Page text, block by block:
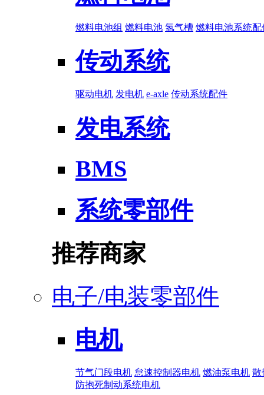
燃料电池组 燃料电池 氢气槽 燃料电池系统配
传动系统
驱动电机 发电机 e-axle 传动系统配件
发电系统
BMS
系统零部件
推荐商家
电子/电装零部件
电机
节气门段电机 怠速控制器电机 燃油泵电机 散
防抱死制动系统电机